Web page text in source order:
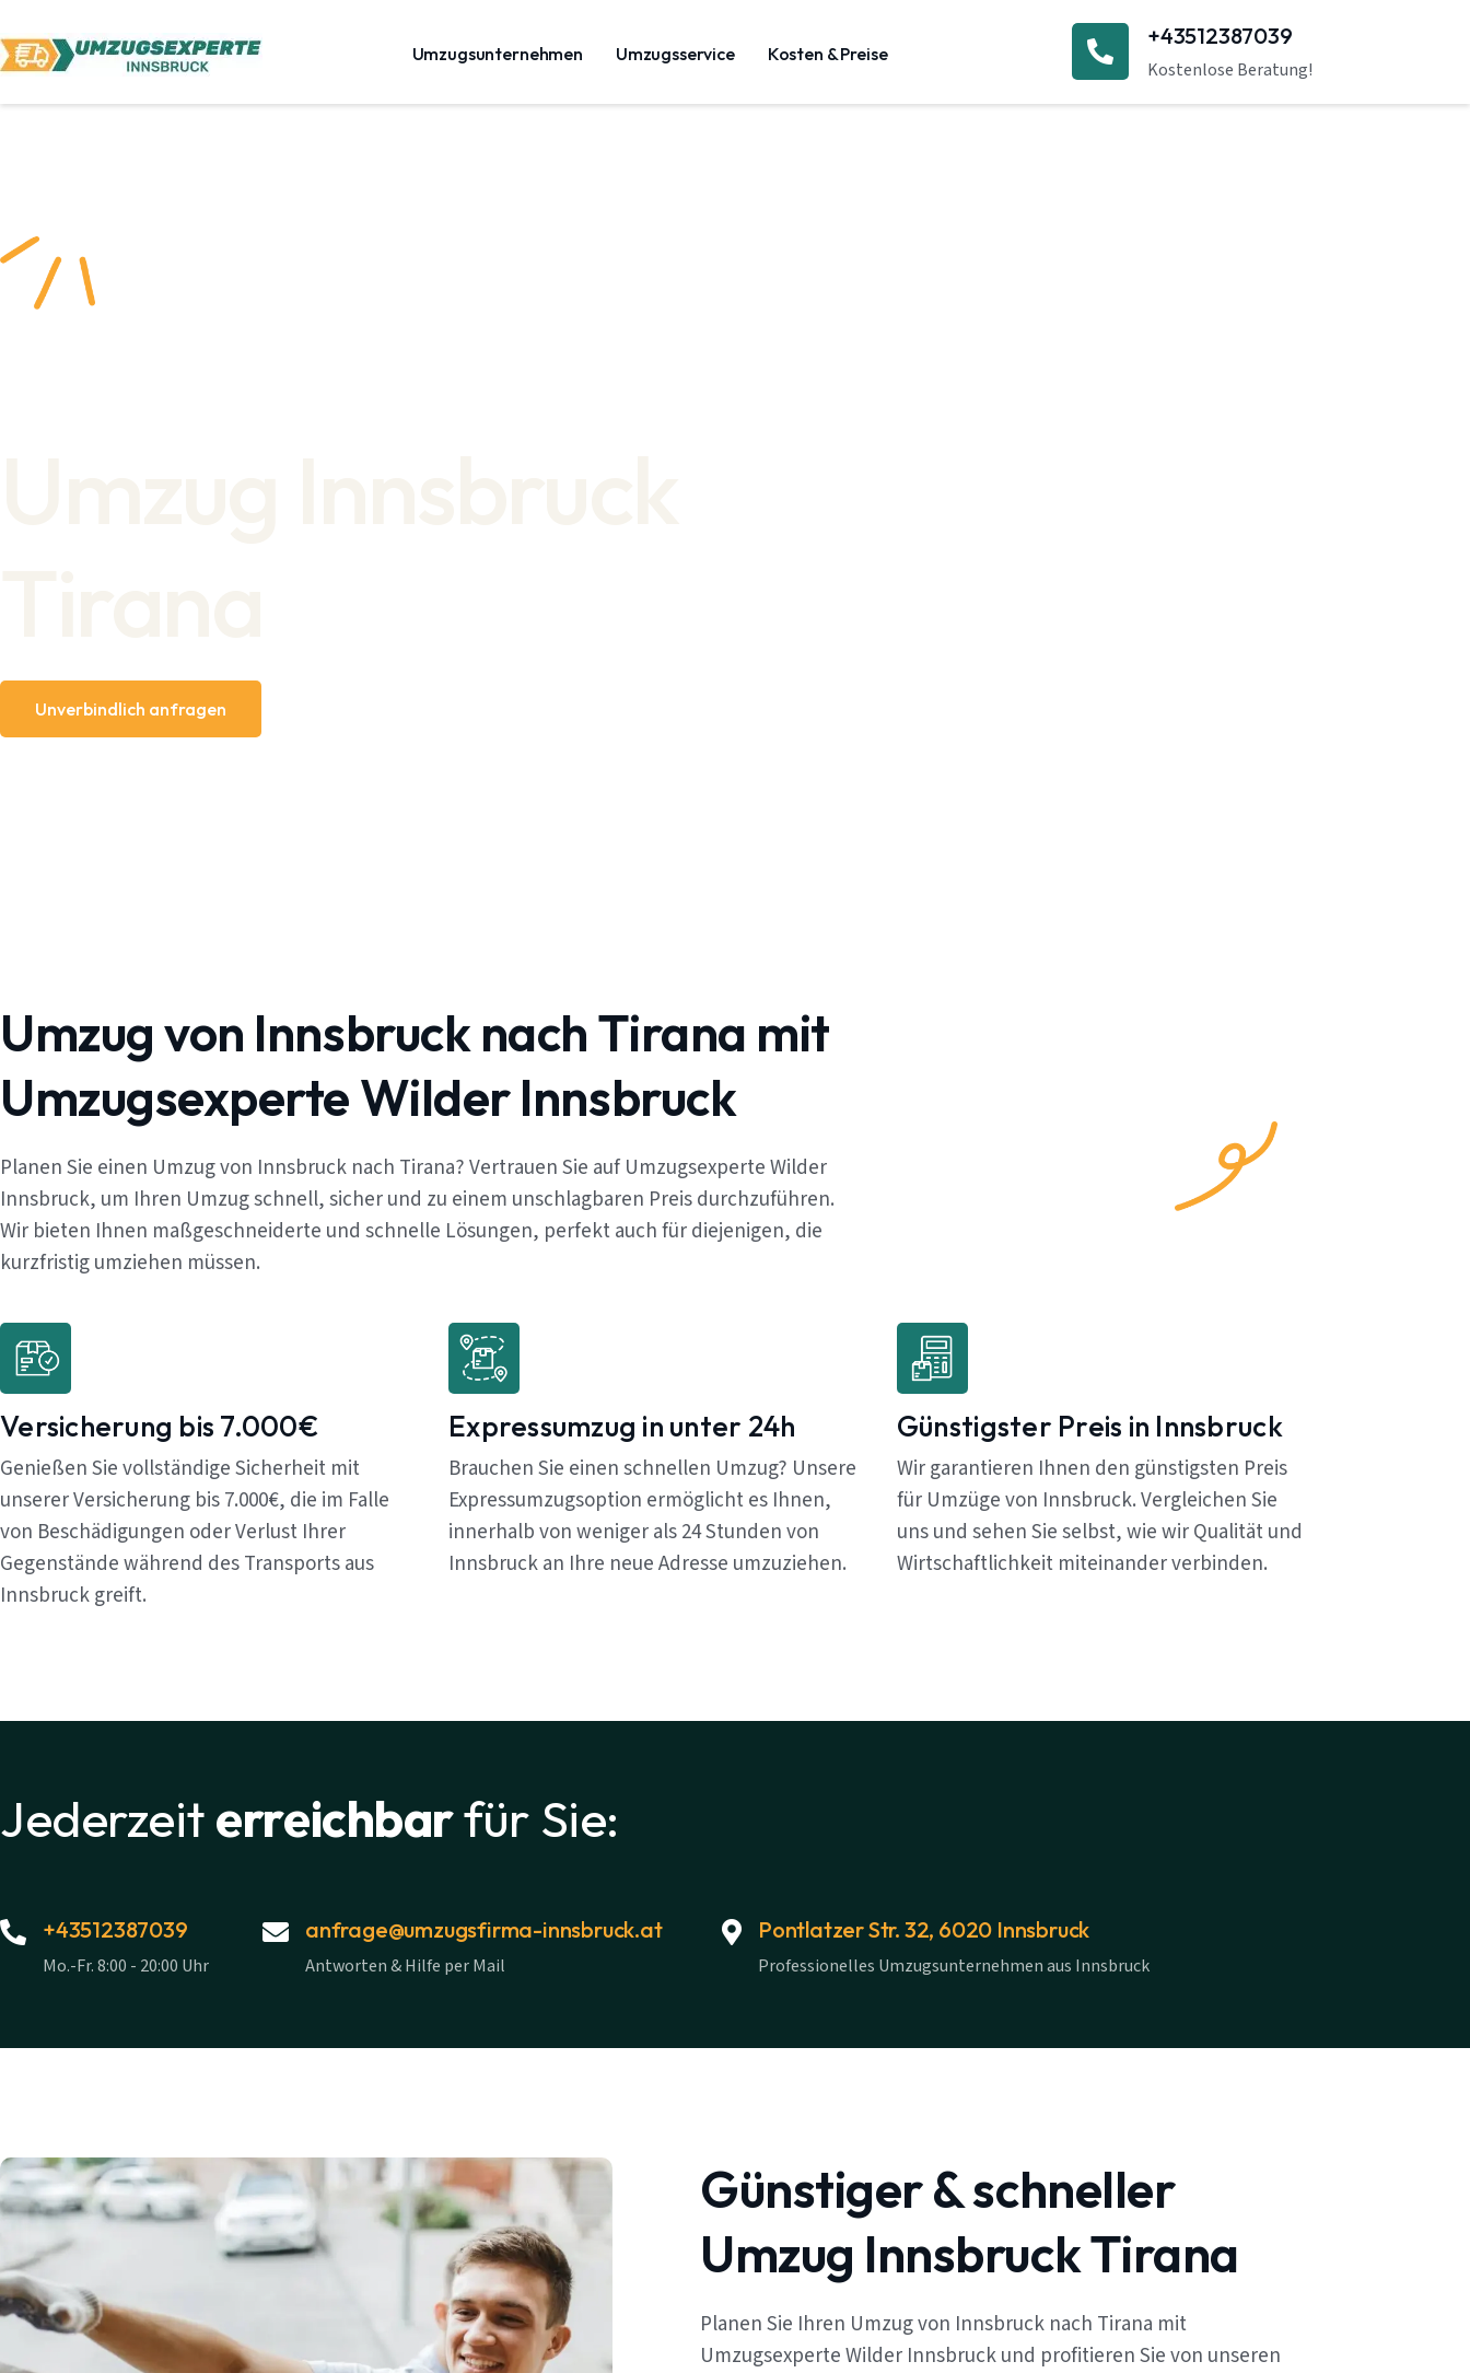
Umzugsunternehmen Umzugsservice Kosten & Preise
+43512387039
Kostenlose Beratung!
Unverbindlich anfragen
Umzug von Innsbruck nach Tirana mit
Umzugsexperte Wilder Innsbruck
Planen Sie einen Umzug von Innsbruck nach Tirana? Vertrauen Sie auf Umzugsexperte Wilder
Innsbruck, um Ihren Umzug schnell, sicher und zu einem unschlagbaren Preis durchzuführen.
Wir bieten Ihnen maßgeschneiderte und schnelle Lösungen, perfekt auch für diejenigen, die
kurzfristig umziehen müssen.
Versicherung bis 7.000€
Genießen Sie vollständige Sicherheit mit
unserer Versicherung bis 7.000€, die im Falle
von Beschädigungen oder Verlust Ihrer
Gegenstände während des Transports aus
Innsbruck greift.
Expressumzug in unter 24h
Brauchen Sie einen schnellen Umzug? Unsere
Expressumzugsoption ermöglicht es Ihnen,
innerhalb von weniger als 24 Stunden von
Innsbruck an Ihre neue Adresse umzuziehen.
Günstigster Preis in Innsbruck
Wir garantieren Ihnen den günstigsten Preis
für Umzüge von Innsbruck. Vergleichen Sie
uns und sehen Sie selbst, wie wir Qualität und
Wirtschaftlichkeit miteinander verbinden.
Jederzeiterreichbarfür Sie:
+43512387039
Mo.-Fr. 8:00 - 20:00 Uhr
anfrage@umzugsfirma-innsbruck.at
Antworten & Hilfe per Mail
Pontlatzer Str. 32, 6020 Innsbruck
Professionelles Umzugsunternehmen aus Innsbruck
Günstiger & schneller
Umzug Innsbruck Tirana
Planen Sie Ihren Umzug von Innsbruck nach Tirana mit
Umzugsexperte Wilder Innsbruck und profitieren Sie von unseren